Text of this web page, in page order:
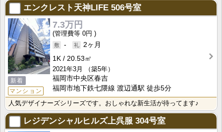
エンクレスト天神LIFE 506号室
新着
マンション
7.3万円
0円
-
2ヶ月
1K
20.53㎡
2021年3月
（築5年）
福岡市中央区春吉
福岡市地下鉄七隈線 渡辺通駅 徒歩5分
人気デザイナーズシリーズです。おしゃれな新生活が待ってます♪
レジデンシャルヒルズ上呉服 304号室